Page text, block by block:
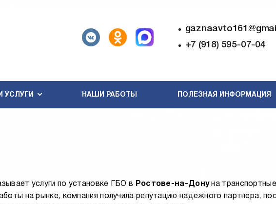
+7 (918) 595-07-04
УСЛУГИ НАШИ РАБОТЫ ПОЛЕЗНАЯ ИНФОРМАЦИЯ
услуги по установке ГБО в Ростове-на-Донуна
на рынке, компания получила репутацию надежного партнера,